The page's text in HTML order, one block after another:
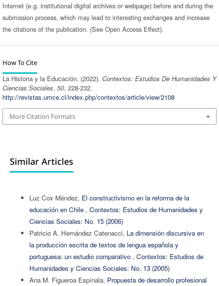
Internet (e.g. institutional digital archives or webpage) before and during the
submission process, which may lead to interesting exchanges and increase
the citations of the publication. (See Open Access Effect).
How To Cite
La Historia y la Educación. (2022). Contextos: Estudios De Humanidades Y
Ciencias Sociales, 50, 228-232.
http://revistas.umce.cl/index.php/contextos/article/view/2108
More Citation Formats
Similar Articles
Luz Cox Méndez, El constructivismo en la reforma de la
educación en Chile , Contextos: Estudios de Humanidades y
Ciencias Sociales: No. 15 (2006)
Patricio A. Hernández Catenacci, La dimensión discursiva en
la producción escrita de textos de lengua española y
portuguesa: un estudio comparativo , Contextos: Estudios de
Humanidades y Ciencias Sociales: No. 13 (2005)
Ana M. Figueroa Espínala, Propuesta de desarrollo profesional